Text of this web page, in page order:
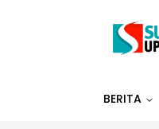
BERITA